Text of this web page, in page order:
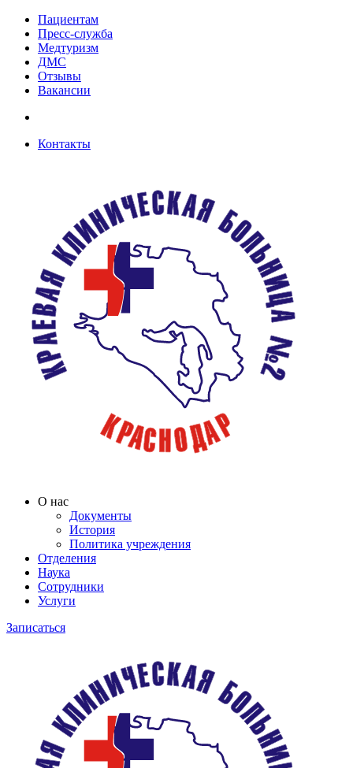
Пациентам
Пресс-служба
Медтуризм
ДМС
Отзывы
Вакансии
Контакты
О нас
Документы
История
Политика учреждения
Отделения
Наука
Сотрудники
Услуги
Записаться